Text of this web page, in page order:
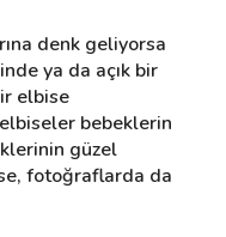
denk geliyorsa
ya da açık bir
elbise
bebeklerin
güzel
fotoğraflarda da